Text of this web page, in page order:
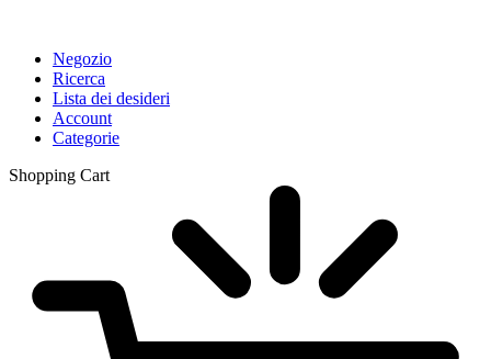
Negozio
Ricerca
Lista dei desideri
Account
Categorie
Shopping Cart